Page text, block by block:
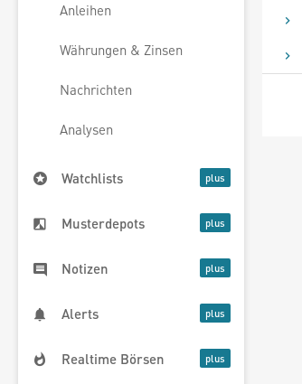
Anleihen
Währungen & Zinsen
Nachrichten
Analysen
Watchlists
Musterdepots
Notizen
Alerts
Realtime Börsen